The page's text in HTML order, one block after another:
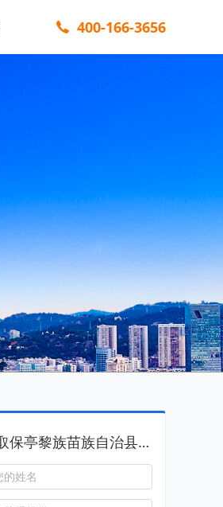
400-166-3656
一键获取保亭黎族苗族自治县政策资料